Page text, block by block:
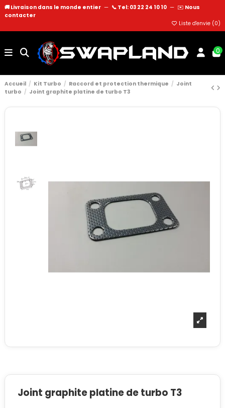
🚚 Livraison dans le monde entier — 📞 Tel: 03 22 24 10 10 — ✉️ Nous
contacter
Liste d'envie (0)
0
Accueil Kit Turbo Raccord et protection thermique
Joint
turbo
Joint graphite platine de turbo T3
Joint graphite platine de turbo T3